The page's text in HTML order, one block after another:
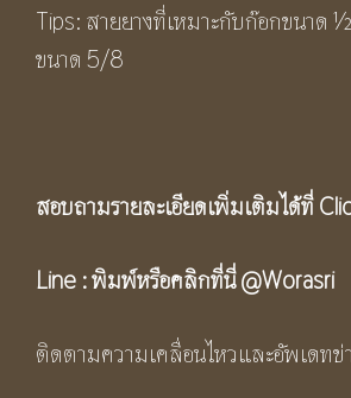
Tips: สายยางที่เหมาะกับก๊อกขนาด
ขนาด 5/8
สอบถามรายละเอียดเพิ่มเติมได้ที่
Line :พิมพ์หรือคลิกที่นี่@Worasri
ติดตามความเคลื่อนไหวและอัพเดทข่